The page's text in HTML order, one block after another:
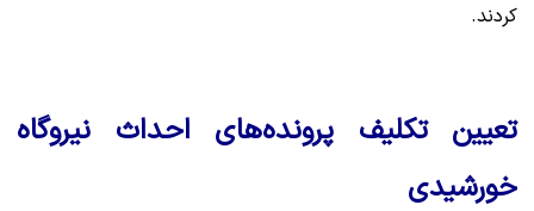
کردند.
تعیین تکلیف پرونده‌های احداث نیروگاه
خورشیدی